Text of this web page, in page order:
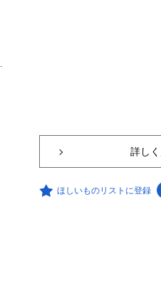
詳し
ほしいものリストに登録